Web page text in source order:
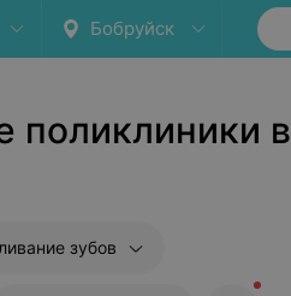
Бобруйск
поликлиники в
зубов